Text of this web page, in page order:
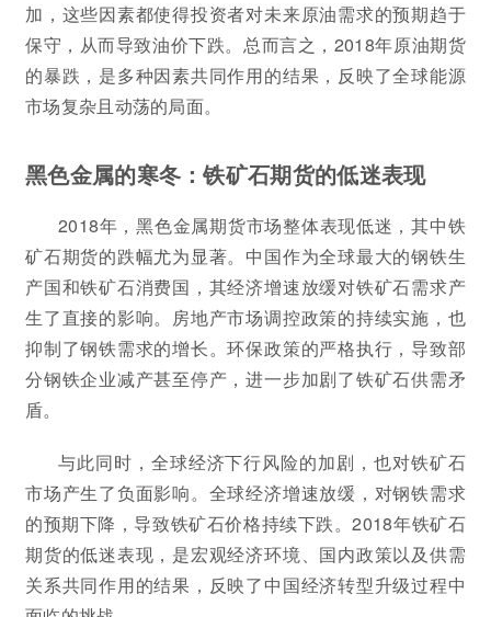
加，这些因素都使得投资者对未来原油需求的预期趋于
保守，从而导致油价下跌。总而言之，2018年原油期货
的暴跌，是多种因素共同作用的结果，反映了全球能源
市场复杂且动荡的局面。
黑色金属的寒冬：铁矿石期货的低迷表现
2018年，黑色金属期货市场整体表现低迷，其中铁
矿石期货的跌幅尤为显著。中国作为全球最大的钢铁生
产国和铁矿石消费国，其经济增速放缓对铁矿石需求产
生了直接的影响。房地产市场调控政策的持续实施，也
抑制了钢铁需求的增长。环保政策的严格执行，导致部
分钢铁企业减产甚至停产，进一步加剧了铁矿石供需矛
盾。
与此同时，全球经济下行风险的加剧，也对铁矿石
市场产生了负面影响。全球经济增速放缓，对钢铁需求
的预期下降，导致铁矿石价格持续下跌。2018年铁矿石
期货的低迷表现，是宏观经济环境、国内政策以及供需
关系共同作用的结果，反映了中国经济转型升级过程中